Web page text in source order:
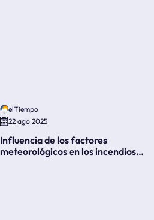
elTiempo
22 ago 2025
Influencia de los factores
meteorológicos en los incendios